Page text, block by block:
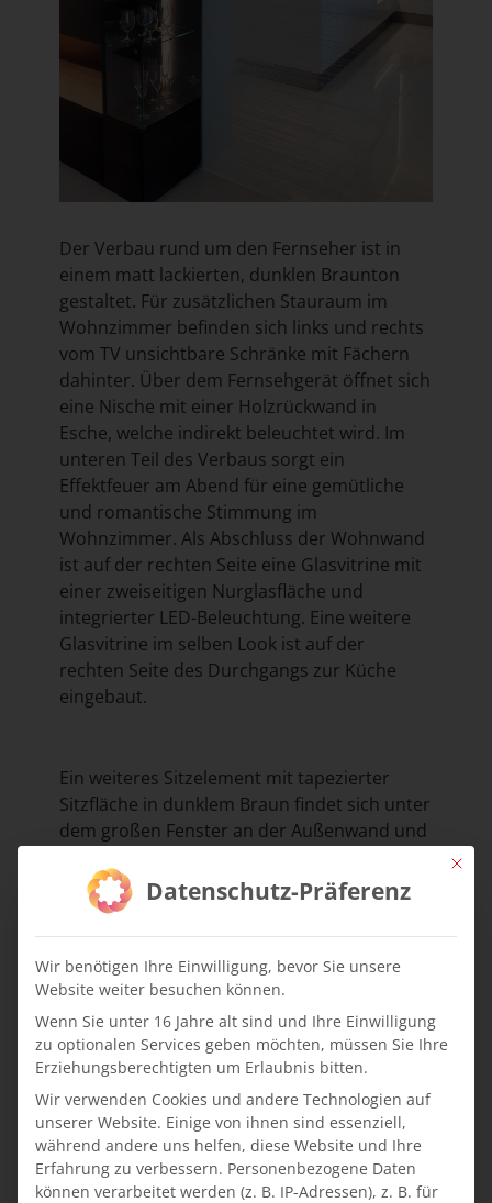
Der Verbau rund um den Fernseher ist in
einem matt lackierten, dunklen Braunton
gestaltet. Für zusätzlichen Stauraum im
Wohnzimmer befinden sich links und rechts
vom TV unsichtbare Schränke mit Fächern
dahinter. Über dem Fernsehgerät öffnet sich
eine Nische mit einer Holzrückwand in
Esche, welche indirekt beleuchtet wird. Im
unteren Teil des Verbaus sorgt ein
Effektfeuer am Abend für eine gemütliche
und romantische Stimmung im
Wohnzimmer. Als Abschluss der Wohnwand
ist auf der rechten Seite eine Glasvitrine mit
einer zweiseitigen Nurglasfläche und
integrierter LED-Beleuchtung. Eine weitere
Glasvitrine im selben Look ist auf der
rechten Seite des Durchgangs zur Küche
eingebaut.
Ein weiteres Sitzelement mit tapezierter
Sitzfläche in dunklem Braun findet sich unter
dem großen Fenster an der Außenwand und
Mit
Datenschutz-Präferenz
Wir benötigen Ihre Einwilligung, bevor Sie unsere
Website weiter besuchen können.
Wenn Sie unter 16 Jahre alt sind und Ihre Einwilligung
zu optionalen Services geben möchten, müssen Sie Ihre
Erziehungsberechtigten um Erlaubnis bitten.
Wir verwenden Cookies und andere Technologien auf
unserer Website. Einige von ihnen sind essenziell,
während andere uns helfen, diese Website und Ihre
Erfahrung zu verbessern. Personenbezogene Daten
können verarbeitet werden (z. B. IP-Adressen), z. B. für